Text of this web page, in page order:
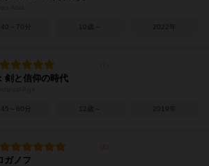
40～70分 10歳～ 2022年
剣と信仰の時代
45～60分 12歳～ 2019年
ガノフ